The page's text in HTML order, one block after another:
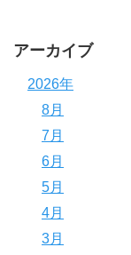
アーカイブ
2026年
8月
7月
6月
5月
4月
3月